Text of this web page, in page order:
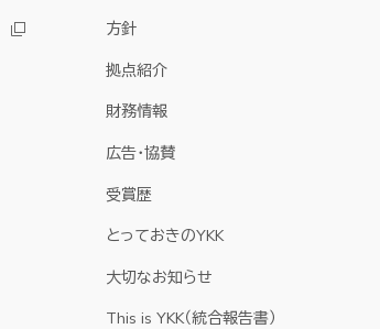
方針
拠点紹介
財務情報
広告・協賛
受賞歴
とっておきのYKK
大切なお知らせ
This is YKK（統合報告書）